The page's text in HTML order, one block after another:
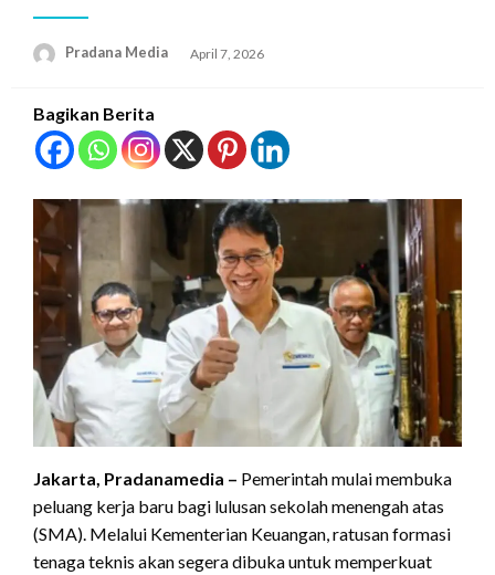
Pradana Media April 7, 2026
Bagikan Berita
Jakarta, Pradanamedia – Pemerintah mulai membuka
peluang kerja baru bagi lulusan sekolah menengah atas
(SMA). Melalui Kementerian Keuangan, ratusan formasi
tenaga teknis akan segera dibuka untuk memperkuat